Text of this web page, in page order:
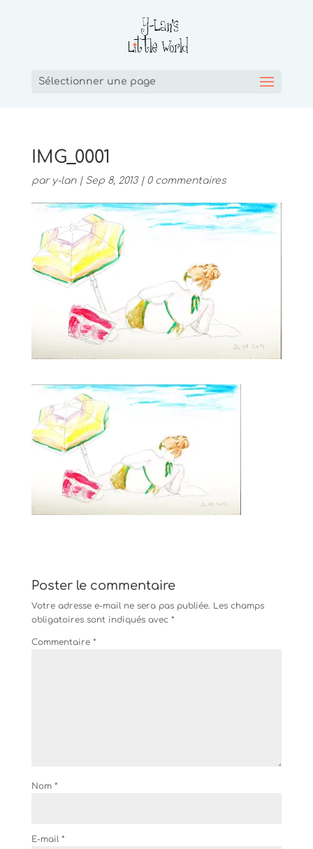
Sélectionner une page
IMG_0001
par y-lan| Sep 8, 2013| 0 commentaires
Poster le commentaire
Votre adresse e-mail ne sera pas publiée. Les champs
obligatoires sont indiqués avec *
Commentaire *
Nom *
E-mail *